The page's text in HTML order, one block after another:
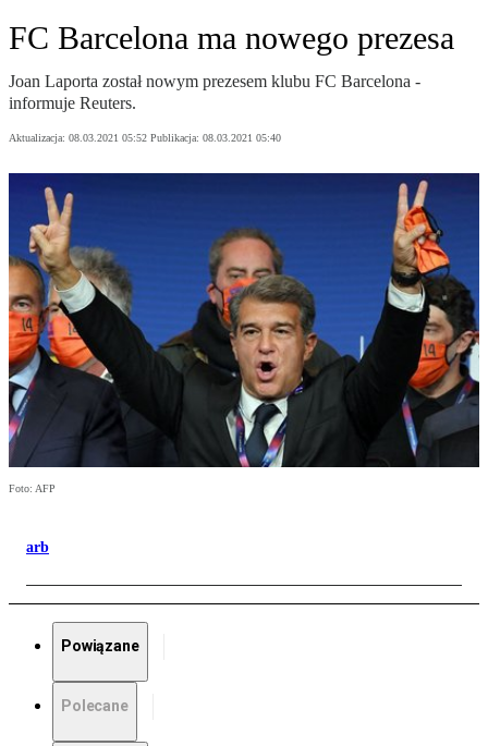
FC Barcelona ma nowego prezesa
Joan Laporta został nowym prezesem klubu FC Barcelona -
informuje Reuters.
Aktualizacja: 08.03.2021 05:52 Publikacja: 08.03.2021 05:40
Foto: AFP
arb
Powiązane
Polecane